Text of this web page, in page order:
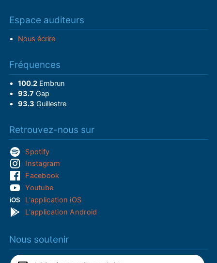
Espace auditeurs
Nous écrire
Fréquences
100.2Embrun
93.7 Gap
93.3 Guillestre
Retrouvez-nous sur
Spotify
Instagram
Facebook
Youtube
L'application iOS
L'application Android
Nous soutenir